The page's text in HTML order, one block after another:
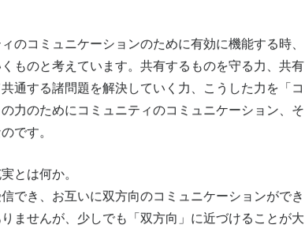
のコミュニケーションのために有効に機能する時、
ものと考えています。共有するものを守る力、共有
通する諸問題を解決していく力、こうした力を「コ
力のためにコミュニティのコミュニケーション、そ
です。
とは何か。
でき、お互いに双方向のコミュニケーションができ
ませんが、少しでも「双方向」に近づけることが大